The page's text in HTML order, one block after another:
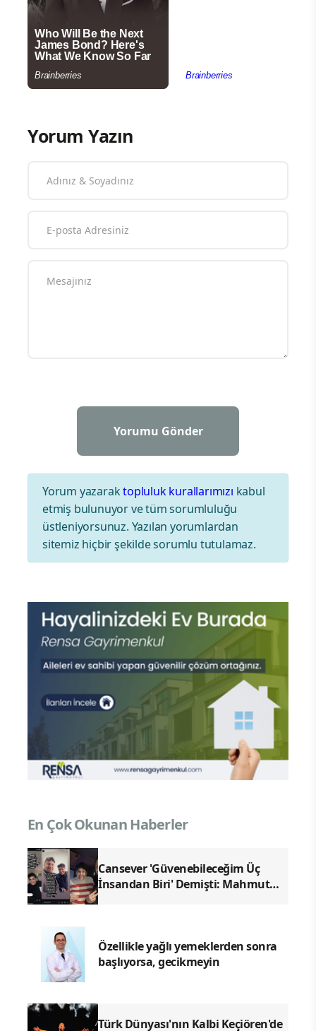
Yorum Yazın
Yorum yazaraktopluluk kurallarımızı kabul
etmiş bulunuyor ve tüm sorumluluğu
üstleniyorsunuz. Yazılan yorumlardan
sitemiz hiçbir şekilde sorumlu tutulamaz.
En Çok Okunan Haberler
Cansever 'Güvenebileceğim Üç
İnsandan Biri' Demişti: Mahmut
Özellikle yağlı yemeklerden sonra
başlıyorsa, gecikmeyin
Türk Dünyası'nın Kalbi Keçiören'de